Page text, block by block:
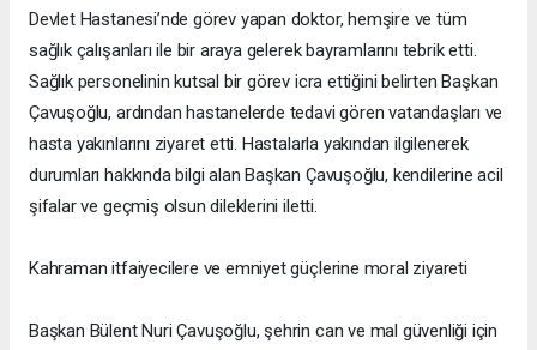
Devlet Hastanesi’nde görev yapan doktor, hemşire ve tüm
sağlık çalışanları ile bir araya gelerek bayramlarını tebrik etti.
Sağlık personelinin kutsal bir görev icra ettiğini belirten Başkan
Çavuşoğlu, ardından hastanelerde tedavi gören vatandaşları ve
hasta yakınlarını ziyaret etti. Hastalarla yakından ilgilenerek
durumları hakkında bilgi alan Başkan Çavuşoğlu, kendilerine acil
şifalar ve geçmiş olsun dileklerini iletti.
Kahraman itfaiyecilere ve emniyet güçlerine moral ziyareti
Başkan Bülent Nuri Çavuşoğlu, şehrin can ve mal güvenliği için